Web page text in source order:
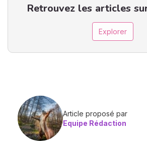
Retrouvez les articles
Explorer
Article proposé par
Equipe Rédaction